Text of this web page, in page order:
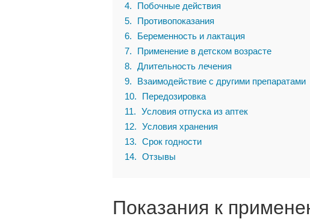
4
Побочные действия
5
Противопоказания
6
Беременность и лактация
7
Применение в детском возрасте
8
Длительность лечения
9
Взаимодействие с другими препаратами
10
Передозировка
11
Условия отпуска из аптек
12
Условия хранения
13
Срок годности
14
Отзывы
Показания к